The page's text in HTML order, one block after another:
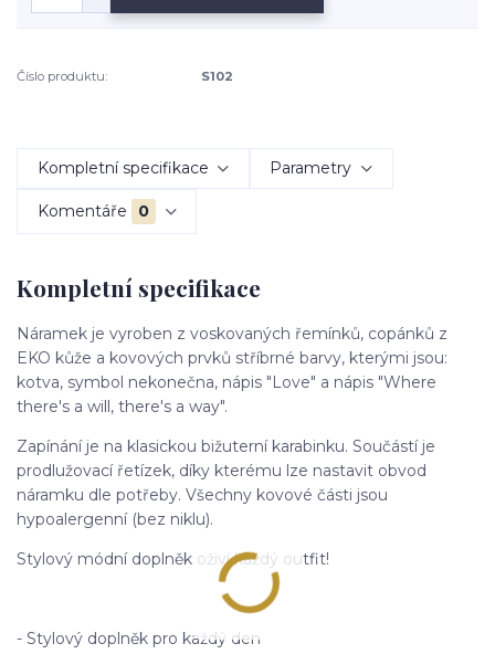
Číslo produktu: S102
Kompletní specifikace Parametry
Komentáře 0
Kompletní specifikace
Náramek je vyroben z voskovaných řemínků, copánků z
EKO kůže a kovových prvků stříbrné barvy, kterými jsou:
kotva, symbol nekonečna, nápis "Love" a nápis "Where
there's a will, there's a way".
Zapínání je na klasickou bižuterní karabinku. Součástí je
prodlužovací řetízek, díky kterému lze nastavit obvod
náramku dle potřeby. Všechny kovové části jsou
hypoalergenní (bez niklu).
Stylový módní doplněk oživí každý outfit!
- Stylový doplněk pro každý den